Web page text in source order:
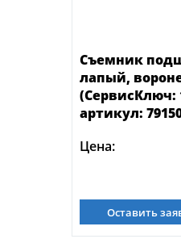
Съемник
лапый,
(СервисКлюч:
артикул:
Цена:
Оставить